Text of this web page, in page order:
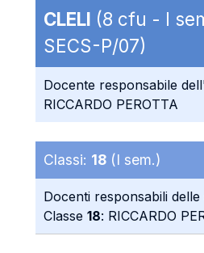
CLELI (8 cfu - I
SECS-P/07)
Docente responsabile
RICCARDO PEROTTA
Classi: 18 (I sem.)
Docenti responsabili delle
Classe 18: RICCARDO